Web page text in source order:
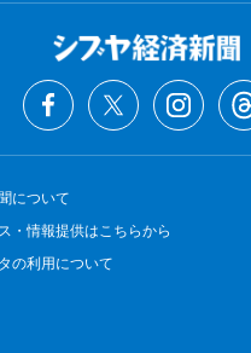
について
・情報提供はこちらから
の利用について